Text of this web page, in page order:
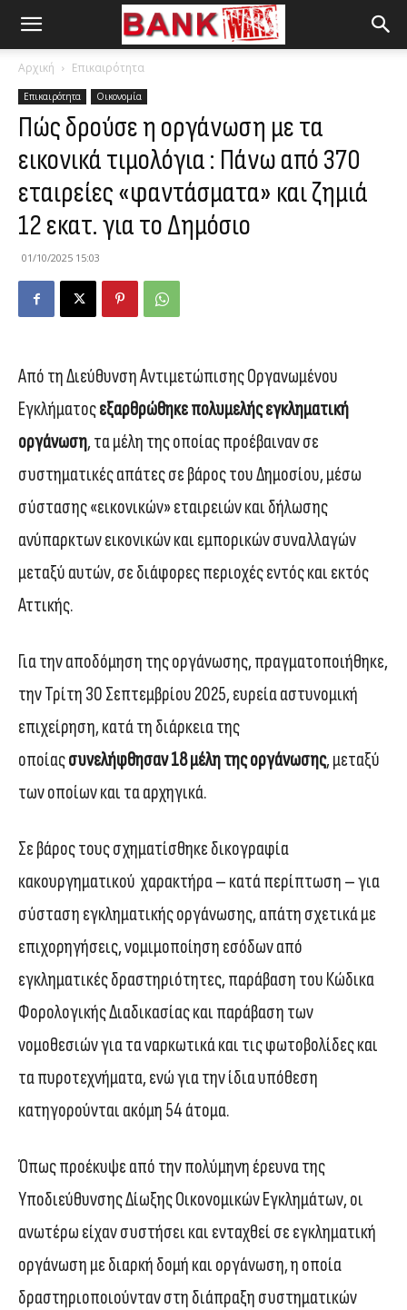
Αρχική Επικαιρότητα
Επικαιρότητα Οικονομία
Πώς δρούσε η οργάνωση με τα
εικονικά τιμολόγια : Πάνω από 370
εταιρείες «φαντάσματα» και ζημιά
12 εκατ. για το Δημόσιο
01/10/2025 15:03
Από τη Διεύθυνση Αντιμετώπισης Οργανωμένου
Εγκλήματοςεξαρθρώθηκε πολυμελής εγκληματική
οργάνωση, τα μέλη της οποίας προέβαιναν σε
συστηματικές απάτες σε βάρος του Δημοσίου, μέσω
σύστασης «εικονικών» εταιρειών και δήλωσης
ανύπαρκτων εικονικών και εμπορικών συναλλαγών
μεταξύ αυτών, σε διάφορες περιοχές εντός και εκτός
Αττικής.
Για την αποδόμηση της οργάνωσης, πραγματοποιήθηκε,
την Τρίτη 30 Σεπτεμβρίου 2025, ευρεία αστυνομική
επιχείρηση, κατά τη διάρκεια της
οποίαςσυνελήφθησαν 18 μέλη της οργάνωσης, μεταξύ
των οποίων και τα αρχηγικά.
Σε βάρος τους σχηματίσθηκε δικογραφία
κακουργηματικού χαρακτήρα – κατά περίπτωση – για
σύσταση εγκληματικής οργάνωσης, απάτη σχετικά με
επιχορηγήσεις, νομιμοποίηση εσόδων από
εγκληματικές δραστηριότητες, παράβαση του Κώδικα
Φορολογικής Διαδικασίας και παράβαση των
νομοθεσιών για τα ναρκωτικά και τις φωτοβολίδες και
τα πυροτεχνήματα, ενώ για την ίδια υπόθεση
κατηγορούνται ακόμη 54 άτομα.
Όπως προέκυψε από την πολύμηνη έρευνα της
Υποδιεύθυνσης Δίωξης Οικονομικών Εγκλημάτων, οι
ανωτέρω είχαν συστήσει και ενταχθεί σε εγκληματική
οργάνωση με διαρκή δομή και οργάνωση, η οποία
δραστηριοποιούνταν στη διάπραξη συστηματικών